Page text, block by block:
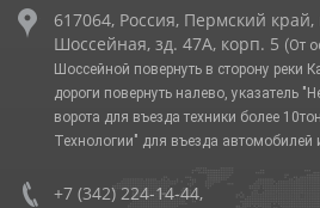
617064, Россия, Пермский край,
Шоссейная, зд. 47А, корп. 5 (От
Шоссейной повернуть в сторону реки
дороги повернуть налево, указатель
ворота для въезда техники более
Технологии" для въезда автомобилей
+7 (342) 224-14-44,